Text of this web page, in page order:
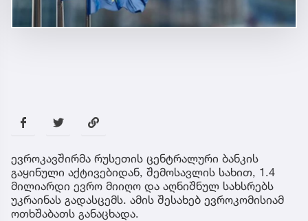
ევროკავშირმა რუსეთის ცენტრალური ბანკის
გაყინული აქტივებიდან, შემოსავლის სახით, 1.4
მილიარდი ევრო მიიღო და აღნიშნულ სახსრებს
უკრაინას გადასცემს. ამის შესახებ ევროკომისიამ
ოთხშაბათს განაცხადა.